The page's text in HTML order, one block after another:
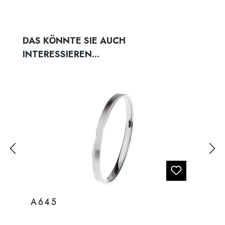
Produktgalerie überspringen
DAS KÖNNTE SIE AUCH
INTERESSIEREN...
A645